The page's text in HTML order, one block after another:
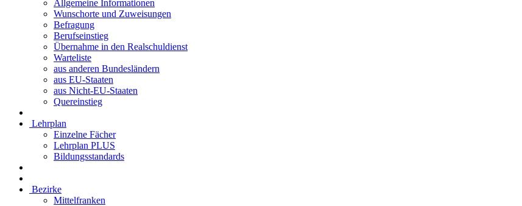
Allgemeine Informationen
Wunschorte und Zuweisungen
Befragung
Berufseinstieg
Übernahme in den Realschuldienst
Warteliste
aus anderen Bundesländern
aus EU-Staaten
aus Nicht-EU-Staaten
Quereinstieg
Lehrplan
Einzelne Fächer
Lehrplan PLUS
Bildungsstandards
Bezirke
Mittelfranken